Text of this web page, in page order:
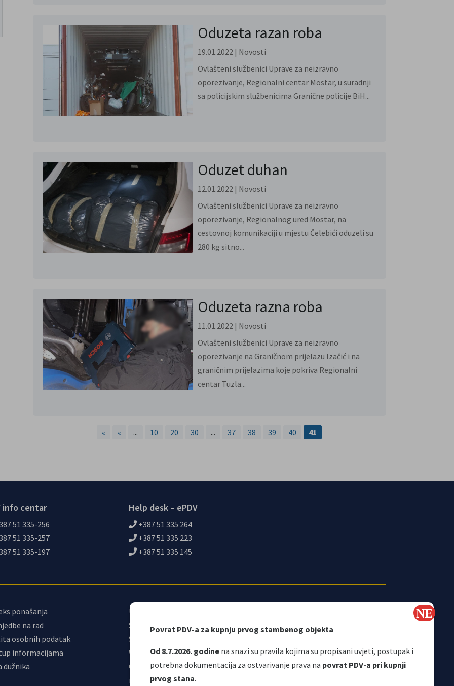
Povrat PDV-a za kupnju prvog stambenog objekta
Od 8.7.2026. godine na snazi su pravila kojima su propisani uvjeti, postupak i
potrebna dokumentacija za ostvarivanje prava na povrat PDV-a pri kupnji
prvog stana.
Oduzeta razan roba
19.01.2022 | Novosti
Ovlašteni službenici Uprave za neizravno
oporezivanje, Regionalni centar Mostar, u suradnji
sa policijskim službenicima Granične policije BiH...
Oduzet duhan
12.01.2022 | Novosti
Ovlašteni službenici Uprave za neizravno
oporezivanje, Regionalnog ured Mostar, na
cestovnoj komunikaciji u mjestu Čelebići oduzeli su
280 kg sitno...
Oduzeta razna roba
11.01.2022 | Novosti
Ovlašteni službenici Uprave za neizravno
oporezivanje na Graničnom prijelazu Izačić i na
graničnim prijelazima koje pokriva Regionalni
centar Tuzla...
« « ... 10 20 30 ... 37 38 39 40 41
info centar
51 335-256
51 335-257
51 335-197
Help desk – ePDV
+387 51 335 264
+387 51 335 223
+387 51 335 145
ponašanja
na rad
osobnih podatak
informacijama
dužnika
Upravni odbor
Sindikat
Samostalni sindikat UNO
Webmail
Odjeljenje za
makroekonomsku analizu
Korisni linkovi